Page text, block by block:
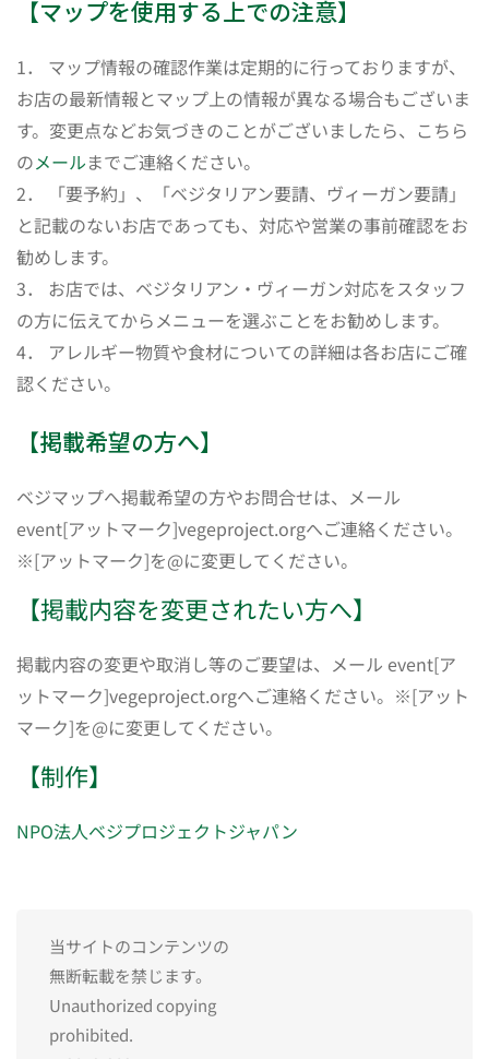
【マップを使用する上での注意】
1． マップ情報の確認作業は定期的に行っておりますが、
お店の最新情報とマップ上の情報が異なる場合もございま
す。変更点などお気づきのことがございましたら、こちら
のメールまでご連絡ください。
2． 「要予約」、「ベジタリアン要請、ヴィーガン要請」
と記載のないお店であっても、対応や営業の事前確認をお
勧めします。
3． お店では、ベジタリアン・ヴィーガン対応をスタッフ
の方に伝えてからメニューを選ぶことをお勧めします。
4． アレルギー物質や食材についての詳細は各お店にご確
認ください。
【掲載希望の方へ】
ベジマップへ掲載希望の方やお問合せは、メール
event[アットマーク]vegeproject.orgへご連絡ください。
※[アットマーク]を@に変更してください。
【掲載内容を変更されたい方へ】
掲載内容の変更や取消し等のご要望は、メール event[ア
ットマーク]vegeproject.orgへご連絡ください。※[アット
マーク]を@に変更してください。
【制作】
NPO法人ベジプロジェクトジャパン
当サイトのコンテンツの
無断転載を禁じます。
Unauthorized copying
prohibited.